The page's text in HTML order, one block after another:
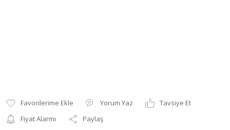
Yorum Yaz
Tavsiye Et
Fiyat Alarmı
Paylaş